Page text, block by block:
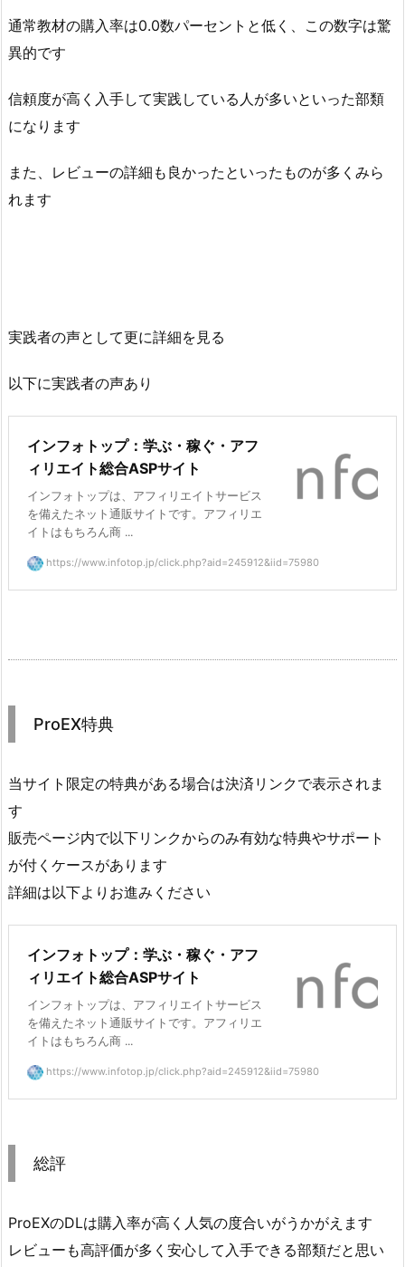
通常教材の購入率は0.0数パーセントと低く、この数字は驚
異的です
信頼度が高く入手して実践している人が多いといった部類
になります
また、レビューの詳細も良かったといったものが多くみら
れます
実践者の声として更に詳細を見る
以下に実践者の声あり
インフォトップ：学ぶ・稼ぐ・アフ
ィリエイト総合ASPサイト
インフォトップは、アフィリエイトサービス
を備えたネット通販サイトです。アフィリエ
イトはもちろん商 ...
https://www.infotop.jp/click.php?aid=245912&iid=75980
ProEX特典
当サイト限定の特典がある場合は決済リンクで表示されま
す
販売ページ内で以下リンクからのみ有効な特典やサポート
が付くケースがあります
詳細は以下よりお進みください
インフォトップ：学ぶ・稼ぐ・アフ
ィリエイト総合ASPサイト
インフォトップは、アフィリエイトサービス
を備えたネット通販サイトです。アフィリエ
イトはもちろん商 ...
https://www.infotop.jp/click.php?aid=245912&iid=75980
総評
ProEXのDLは購入率が高く人気の度合いがうかがえます
レビューも高評価が多く安心して入手できる部類だと思い